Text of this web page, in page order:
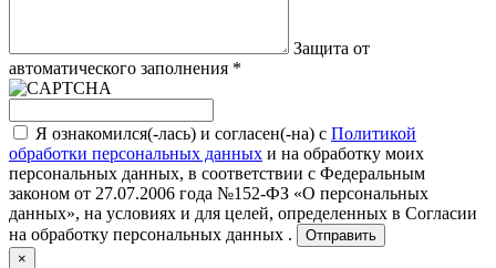
Защита от
автоматического заполнения *
Я ознакомился(-лась) и согласен(-на) с Политикой
обработки персональных данных и на обработку моих
персональных данных, в соответствии с Федеральным
законом от 27.07.2006 года №152-ФЗ «О персональных
данных», на условиях и для целей, определенных в Согласии
на обработку персональных данных .
Отправить
×